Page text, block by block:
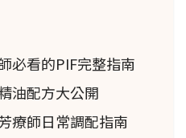
中醫中用作抗炎藥。它
我靠近瑞士巴塞爾的
種野生植物。
必看的PIF完整指南
油配方大公開
療師日常調配指南